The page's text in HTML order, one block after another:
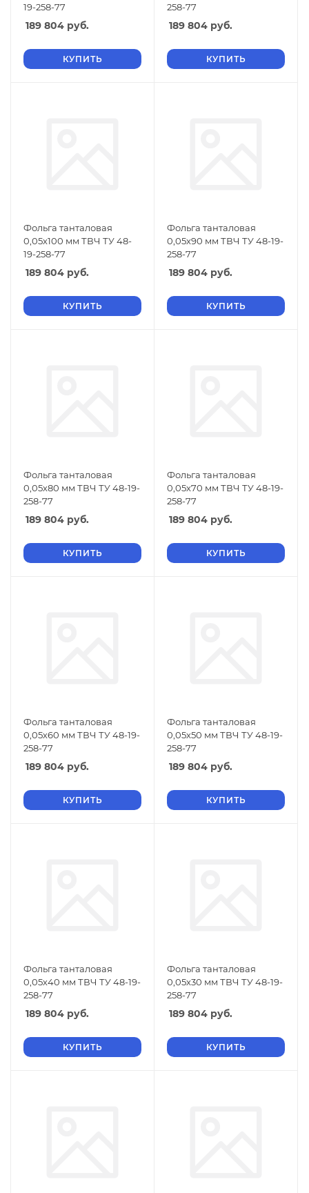
19-258-77
189 804 руб.
КУПИТЬ
258-77
189 804 руб.
КУПИТЬ
Фольга танталовая
0,05х100 мм ТВЧ ТУ 48-
19-258-77
189 804 руб.
КУПИТЬ
Фольга танталовая
0,05х90 мм ТВЧ ТУ 48-19-
258-77
189 804 руб.
КУПИТЬ
Фольга танталовая
0,05х80 мм ТВЧ ТУ 48-19-
258-77
189 804 руб.
КУПИТЬ
Фольга танталовая
0,05х70 мм ТВЧ ТУ 48-19-
258-77
189 804 руб.
КУПИТЬ
Фольга танталовая
0,05х60 мм ТВЧ ТУ 48-19-
258-77
189 804 руб.
КУПИТЬ
Фольга танталовая
0,05х50 мм ТВЧ ТУ 48-19-
258-77
189 804 руб.
КУПИТЬ
Фольга танталовая
0,05х40 мм ТВЧ ТУ 48-19-
258-77
189 804 руб.
КУПИТЬ
Фольга танталовая
0,05х30 мм ТВЧ ТУ 48-19-
258-77
189 804 руб.
КУПИТЬ